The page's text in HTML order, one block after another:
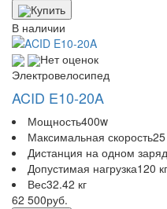
Купить
В наличии
Нет оценок
Электровелосипед
ACID E10-20A
Мощность400w
Максимальная скорость
Дистанция на одном
Допустимая нагрузка120 кг
Вес32.42 кг
62 500руб.